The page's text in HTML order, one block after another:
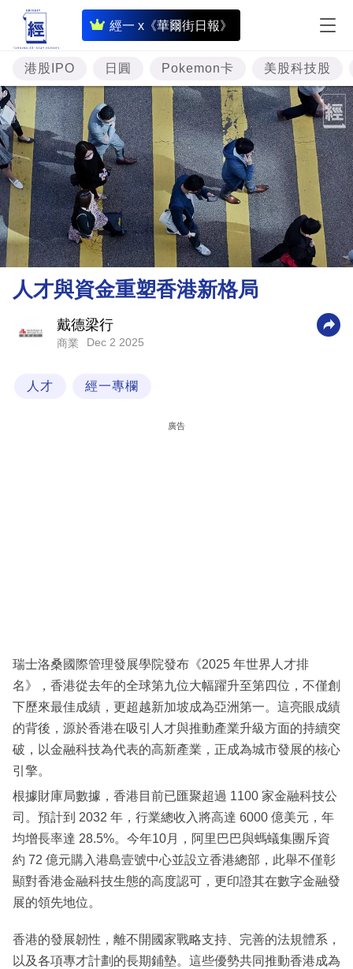
經一 x《華爾街日報》
即
時
財
經
專
題
投
資
樓
市
理
財
商
業
閱
專
區
港股IPO 日圓 Pokemon卡 美股科技股
人才與資金重塑香港新格局
戴德梁行
商業 Dec 2 2025
人才 經一專欄
廣告
瑞士洛桑國際管理發展學院發布《2025 年世界人才排
名》，香港從去年的全球第九位大幅躍升⾄第四位，不僅創
下歷來最佳成績，更超越新加坡成為亞洲第一。這亮眼成績
的背後，源於香港在吸引人才與推動產業升級方面的持續突
破，以金融科技為代表的高新產業，正成為城市發展的核心
引擎。
根據財庫局數據，香港目前已匯聚超過 1100 家金融科技公
司。預計到 2032 年，行業總收入將高達 6000 億美元，年
均增長率達 28.5%。今年10月，阿里巴巴與螞蟻集團斥資
約 72 億元購入港島壹號中心並設立香港總部，此舉不僅彰
顯對香港金融科技生態的高度認可，更印證其在數字金融發
展的領先地位。
香港的發展韌性，離不開國家戰略支持、完善的法規體系，
以及各項專才計劃的長期鋪墊。這些優勢共同推動香港成為